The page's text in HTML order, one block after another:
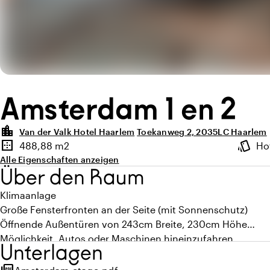
Amsterdam 1 en 2
location_city
Van der Valk Hotel Haarlem Toekanweg 2, 2035LC Haarlem
Highlights
border_outer
Fläche
488,88 m2 style
Alle Eigenschaften anzeigen
Über den Raum
Klimaanlage
Große Fensterfronten an der Seite (mit Sonnenschutz)
Öffnende Außentüren von 243cm Breite, 230cm Höhe
Möglichkeit, Autos oder Maschinen hineinzufahren
5 Anschlüsse für 32 ampère Starkstrom
2 Projektionsleinwände von 400cm Breite, 255cm Höhe
Unterlagen